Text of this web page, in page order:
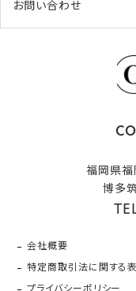
お問い合わせ
福岡県
博多
会社概要
特定商取引法に関する